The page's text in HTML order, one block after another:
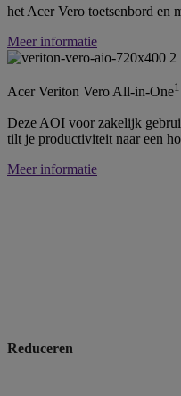
het Acer Vero toetsenbord en
Meer informatie
Acer Veriton Vero All-in-One1
Deze AOI voor zakelijk
tilt je productiviteit naar een
Meer informatie
Reduceren